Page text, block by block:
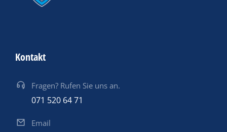
Kontakt
Fragen? Rufen Sie uns an.
071 520 64 71
Email